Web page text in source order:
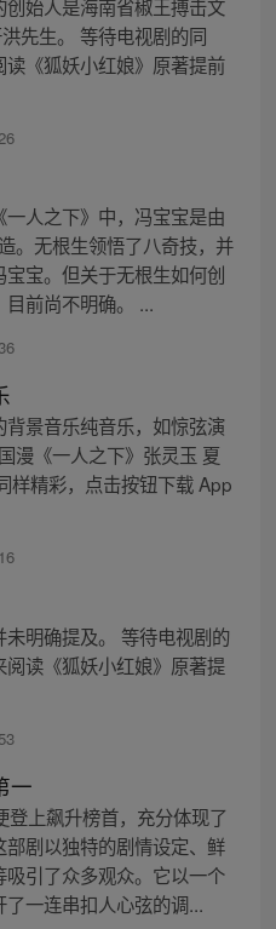
始人是海南省椒王搏击文
先生。 等待电视剧的同
《狐妖小红娘》原著提前
人之下》中，冯宝宝是由
。无根生领悟了八奇技，并
宝。但关于无根生如何创
前尚不明确。 ...
景音乐纯音乐，如惊弦演
漫《一人之下》张灵玉 夏
样精彩，点击按钮下载 App
明确提及。 等待电视剧的
读《狐妖小红娘》原著提
一
登上飙升榜首，充分体现了
剧以独特的剧情设定、鲜
引了众多观众。它以一个
一连串扣人心弦的调...